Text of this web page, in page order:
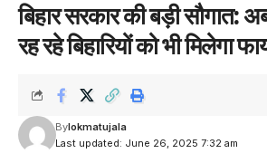
बिहार सरकार की बड़ी सौगात:
रह रहे बिहारियों को भी मिलेगा
Last updated: June 26, 2025 7:32 am
Bylokmatujala